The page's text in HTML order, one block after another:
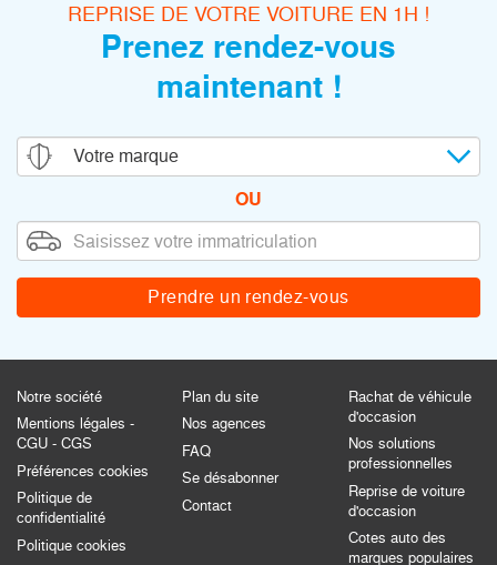
REPRISE DE VOTRE VOITURE EN 1H !
Prenez rendez-vous
maintenant !
OU
Prendre un rendez-vous
Notre société
Mentions légales -
CGU - CGS
Préférences cookies
Politique de
confidentialité
Politique cookies
Plan du site
Nos agences
FAQ
Se désabonner
Contact
Rachat de véhicule
d'occasion
Nos solutions
professionnelles
Reprise de voiture
d'occasion
Cotes auto des
marques populaires